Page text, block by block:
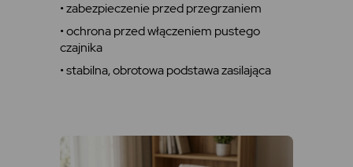
• zabezpieczenie przed przegrzaniem
• ochrona przed włączeniem pustego
czajnika
• stabilna, obrotowa podstawa zasilająca